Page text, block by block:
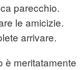
parecchio.
le amicizie.
arrivare.
è meritatamente